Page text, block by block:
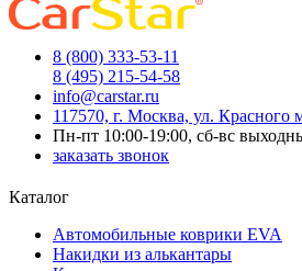
8 (800) 333-53-11
8 (495) 215-54-58
info@carstar.ru
117570, г. Москва, ул. Красного
Пн-пт 10:00-19:00, сб-вс
заказать звонок
Каталог
Автомобильные коврики EVA
Накидки из алькантары